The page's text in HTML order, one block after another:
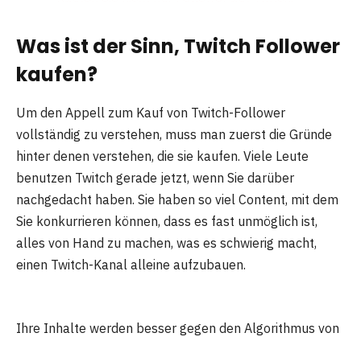
Was ist der Sinn, Twitch Follower
kaufen?
Um den Appell zum Kauf von Twitch-Follower
vollständig zu verstehen, muss man zuerst die Gründe
hinter denen verstehen, die sie kaufen. Viele Leute
benutzen Twitch gerade jetzt, wenn Sie darüber
nachgedacht haben. Sie haben so viel Content, mit dem
Sie konkurrieren können, dass es fast unmöglich ist,
alles von Hand zu machen, was es schwierig macht,
einen Twitch-Kanal alleine aufzubauen.
Ihre Inhalte werden besser gegen den Algorithmus von